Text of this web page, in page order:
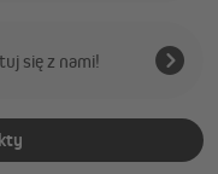
się z nami!